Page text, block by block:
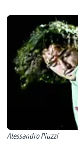
Alessandro Piuzzi